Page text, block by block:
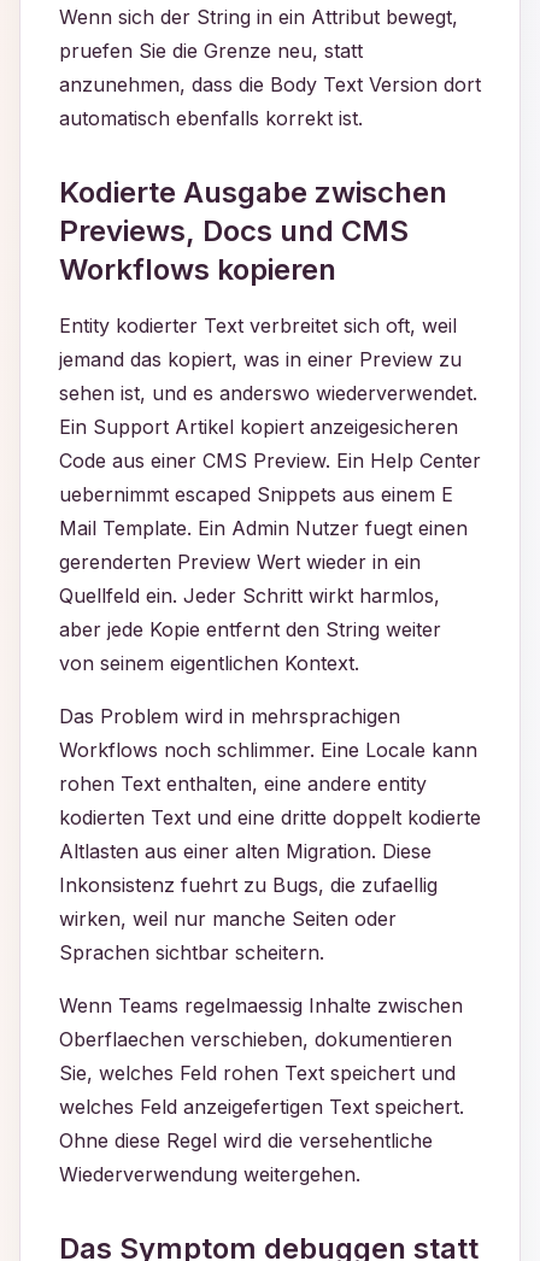
Wenn sich der String in ein Attribut bewegt,
pruefen Sie die Grenze neu, statt
anzunehmen, dass die Body Text Version dort
automatisch ebenfalls korrekt ist.
Kodierte Ausgabe zwischen
Previews, Docs und CMS
Workflows kopieren
Entity kodierter Text verbreitet sich oft, weil
jemand das kopiert, was in einer Preview zu
sehen ist, und es anderswo wiederverwendet.
Ein Support Artikel kopiert anzeigesicheren
Code aus einer CMS Preview. Ein Help Center
uebernimmt escaped Snippets aus einem E
Mail Template. Ein Admin Nutzer fuegt einen
gerenderten Preview Wert wieder in ein
Quellfeld ein. Jeder Schritt wirkt harmlos,
aber jede Kopie entfernt den String weiter
von seinem eigentlichen Kontext.
Das Problem wird in mehrsprachigen
Workflows noch schlimmer. Eine Locale kann
rohen Text enthalten, eine andere entity
kodierten Text und eine dritte doppelt kodierte
Altlasten aus einer alten Migration. Diese
Inkonsistenz fuehrt zu Bugs, die zufaellig
wirken, weil nur manche Seiten oder
Sprachen sichtbar scheitern.
Wenn Teams regelmaessig Inhalte zwischen
Oberflaechen verschieben, dokumentieren
Sie, welches Feld rohen Text speichert und
welches Feld anzeigefertigen Text speichert.
Ohne diese Regel wird die versehentliche
Wiederverwendung weitergehen.
Das Symptom debuggen statt